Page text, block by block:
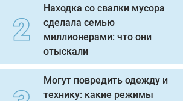
Находка со свалки мусора
сделала семью
миллионерами: что они
отыскали
Могут повредить одежду и
технику: какие режимы